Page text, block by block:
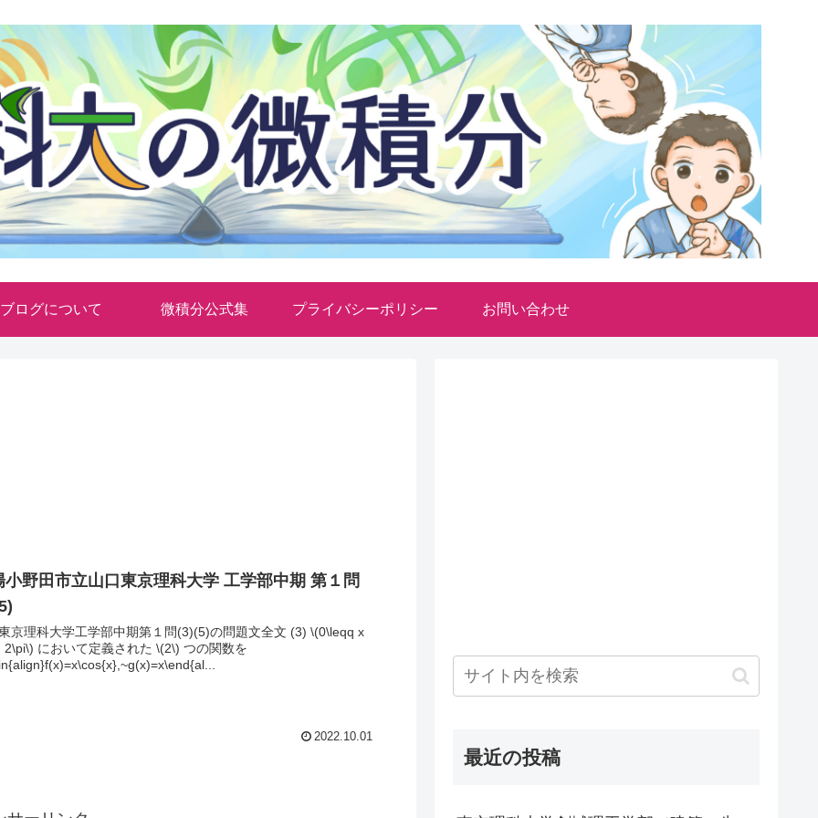
ログについて 微積分公式集 プライバシーポリシー お問い合わせ
小野田市立山口東京理科大学 工学部中期 第１問
京理科大学工学部中期第１問(3)(5)の問題文全文 (3) \(0\leqq x
2\pi\) において定義された \(2\) つの関数を
2022.10.01
最近の投稿